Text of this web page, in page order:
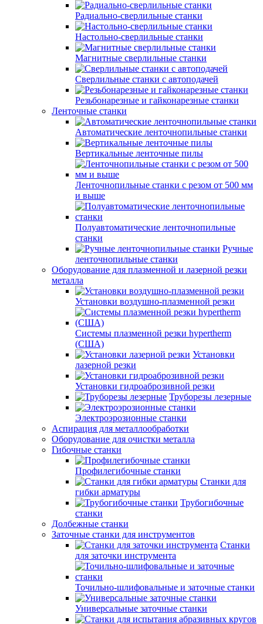
Радиально-сверлильные станки
Настольно-сверлильные станки
Магнитные сверлильные станки
Сверлильные станки с автоподачей
Резьбонарезные и гайконарезные станки
Ленточные станки
Автоматические ленточнопильные станки
Вертикальные ленточные пилы
Ленточнопильные станки с резом от 500 мм
и выше
Полуавтоматические ленточнопильные
станки
Ручные
ленточнопильные станки
Оборудование для плазменной и лазерной резки
металла
Установки воздушно-плазменной резки
Системы плазменной резки hypertherm
(США)
Установки
лазерной резки
Установки гидроаброзивной резки
Труборезы лезерные
Электроэрозионные станки
Аспирация для металлообработки
Оборудование для очистки металла
Гибочные станки
Профилегибочные станки
Станки для
гибки арматуры
Трубогибочные
станки
Долбежные станки
Заточные станки для инструментов
Станки
для заточки инструмента
Точильно-шлифовальные и заточные станки
Универсальные заточные станки